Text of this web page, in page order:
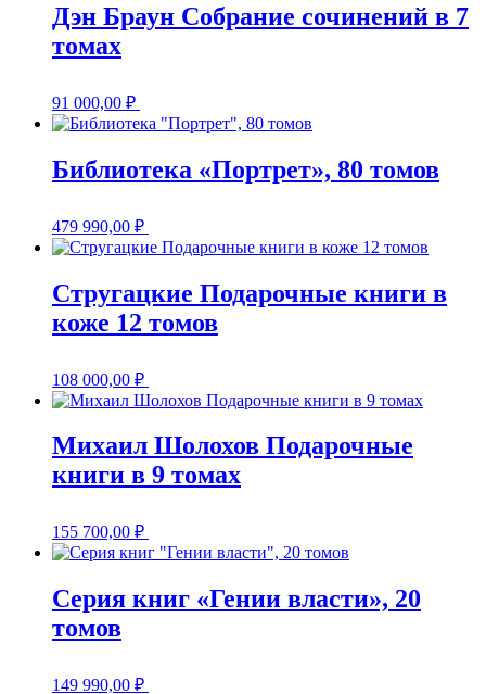
Дэн Браун Собрание сочинений в 7
томах
91 000,00 ₽
Библиотека «Портрет», 80 томов
479 990,00 ₽
Стругацкие Подарочные книги в
коже 12 томов
108 000,00 ₽
Михаил Шолохов Подарочные
книги в 9 томах
155 700,00 ₽
Серия книг «Гении власти», 20
томов
149 990,00 ₽